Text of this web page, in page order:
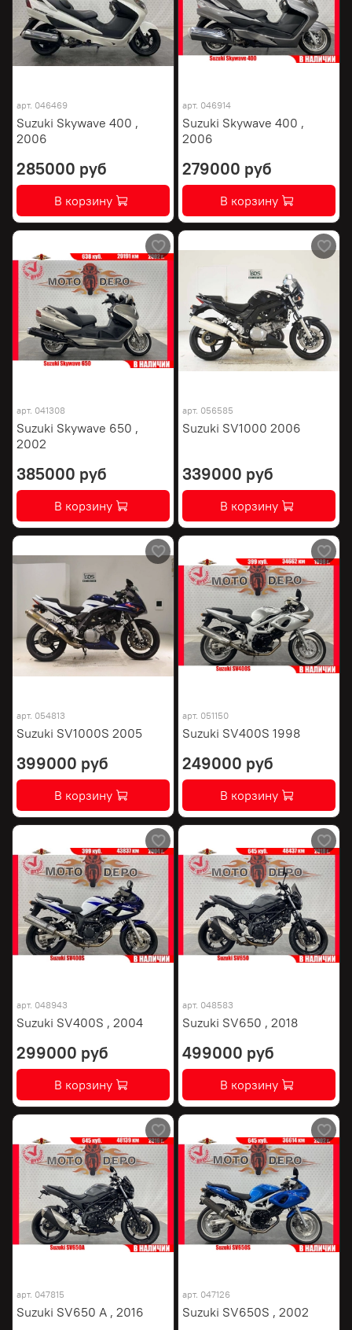
арт. 046469
Suzuki Skywave 400 ,
2006
285000 руб
В корзину
арт. 046914
Suzuki Skywave 400 ,
2006
279000 руб
В корзину
арт. 041308
Suzuki Skywave 650 ,
2002
385000 руб
В корзину
арт. 056585
Suzuki SV1000 2006
339000 руб
В корзину
арт. 054813
Suzuki SV1000S 2005
399000 руб
В корзину
арт. 051150
Suzuki SV400S 1998
249000 руб
В корзину
арт. 048943
Suzuki SV400S , 2004
299000 руб
В корзину
арт. 048583
Suzuki SV650 , 2018
499000 руб
В корзину
арт. 047815
Suzuki SV650 A , 2016
арт. 047126
Suzuki SV650S , 2002